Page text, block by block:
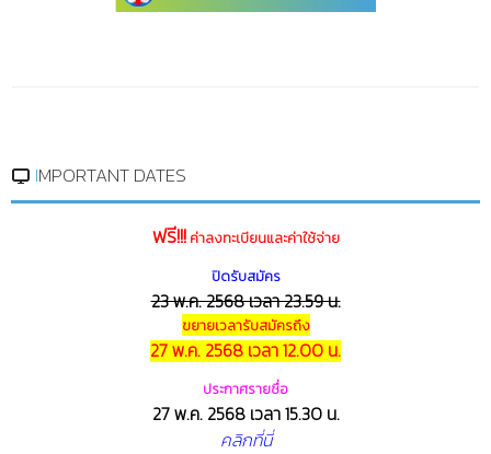
IMPORTANT DATES
ฟรี!!!ค่าลงทะเบียนและค่าใช้จ่าย
ปิดรับสมัคร
23 พ.ค. 2568 เวลา 23.59 น.
ขยายเวลารับสมัครถึง
27 พ.ค. 2568 เวลา 12.00 น.
ประกาศรายชื่อ
27 พ.ค. 2568 เวลา 15.30 น.
คลิกที่นี่